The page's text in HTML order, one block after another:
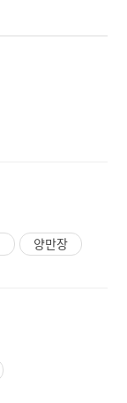
양만장